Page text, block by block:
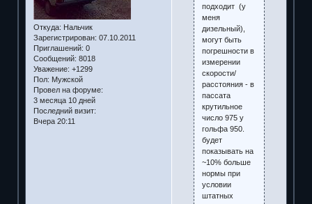
Откуда: Нальчик
Зарегистрирован: 07.10.2011
Приглашений: 0
Сообщений: 8018
Уважение: +1299
Пол: Мужской
Провел на форуме:
3 месяца 10 дней
Последний визит:
Вчера 20:11
подходит (у
меня
дизельный),
могут быть
погрешности в
измерении
скорости/
расстояния - в
пассата
крутильное
число 975 у
гольфа 950.
будет
показывать на
~10% больше
нормы при
условии
штатных